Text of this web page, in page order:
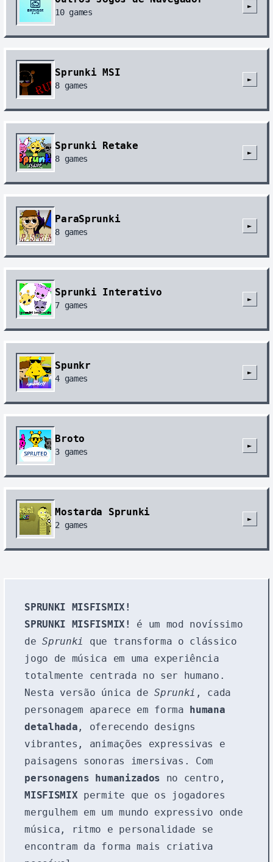
10games
►
Sprunki MSI
8 games
►
Sprunki Retake
8 games
►
ParaSprunki
8 games
►
Sprunki Interativo
7 games
►
Spunkr
4 games
►
Broto
3 games
►
Mostarda Sprunki
2 games
►
SPRUNKI MISFISMIX!
SPRUNKI MISFISMIX!
é um mod novíssimo
deSprunki
que transforma o clássico
jogo de música em uma experiência
totalmente centrada no ser humano.
Nesta versão única deSprunki , cada
personagem aparece em forma humana
detalhada , oferecendo designs
vibrantes, animações expressivas e
paisagens sonoras imersivas. Com
personagens humanizados no centro,
MISFISMIXpermite que os jogadores
mergulhem em um mundo expressivo onde
música, ritmo e personalidade se
encontram da forma mais criativa